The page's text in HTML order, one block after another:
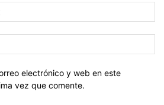
electrónico y web en este
vez que comente.